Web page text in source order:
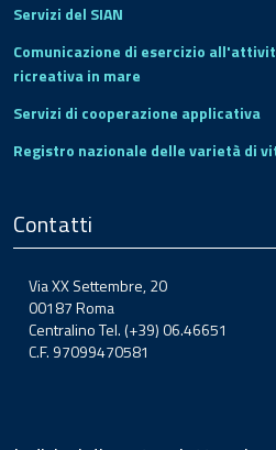
Servizi del SIAN
Comunicazione di esercizio
ricreativa in mare
Servizi di cooperazione applicativa
Registro nazionale delle varietà di
Contatti
Via XX Settembre, 20
00187 Roma
Centralino Tel. (+39) 06.46651
C.F. 97099470581